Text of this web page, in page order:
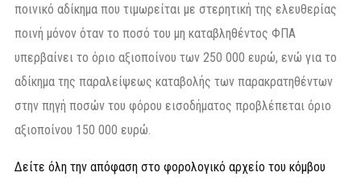
ποινικό αδίκημα που τιμωρείται με στερητική της ελευθερίας
ποινή μόνον όταν το ποσό του μη καταβληθέντος ΦΠΑ
υπερβαίνει το όριο αξιοποίνου των 250 000 ευρώ, ενώ για το
αδίκημα της παραλείψεως καταβολής των παρακρατηθέντων
στην πηγή ποσών του φόρου εισοδήματος προβλέπεται όριο
αξιοποίνου 150 000 ευρώ.
Δείτε όλη την απόφαση στο φορολογικό αρχείο του κόμβου